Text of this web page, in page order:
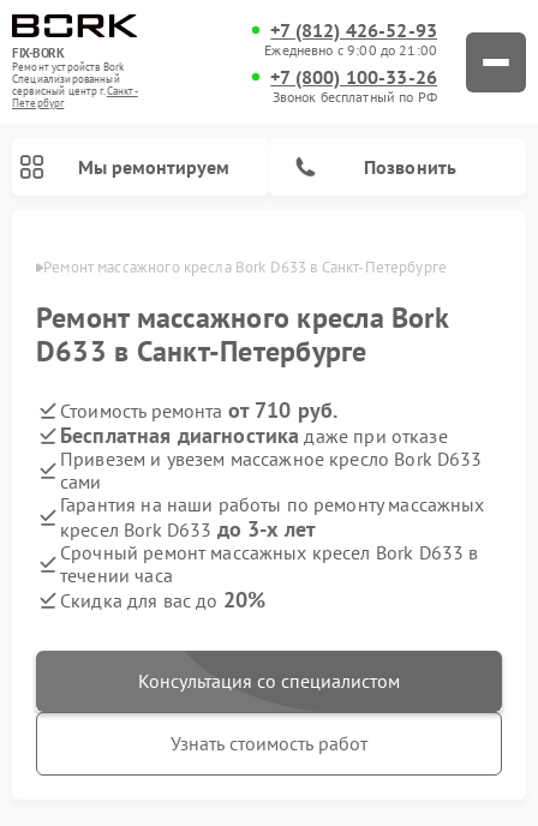
FIX-BORK
Ремонт устройств Bork
Специализированный
cервисный центр г.Санкт-
Петербург
+7 (812) 426-52-93
Ежедневно с 9:00 до 21:00
+7 (800) 100-33-26
Звонок бесплатный по РФ
Мы ремонтируем Позвонить
Ремонт массажного кресла Bork D633 в Санкт-Петербурге
Ремонт массажного кресла Bork
D633 в Санкт-Петербурге
Стоимость ремонта от 710 руб.
Бесплатная диагностика даже при отказе
Привезем и увезем массажное кресло Bork D633
сами
Гарантия на наши работы по ремонту массажных
кресел Bork D633 до 3-х лет
Срочный ремонт массажных кресел Bork D633 в
течении часа
Скидка для вас до 20%
Консультация со специалистом
Узнать стоимость работ